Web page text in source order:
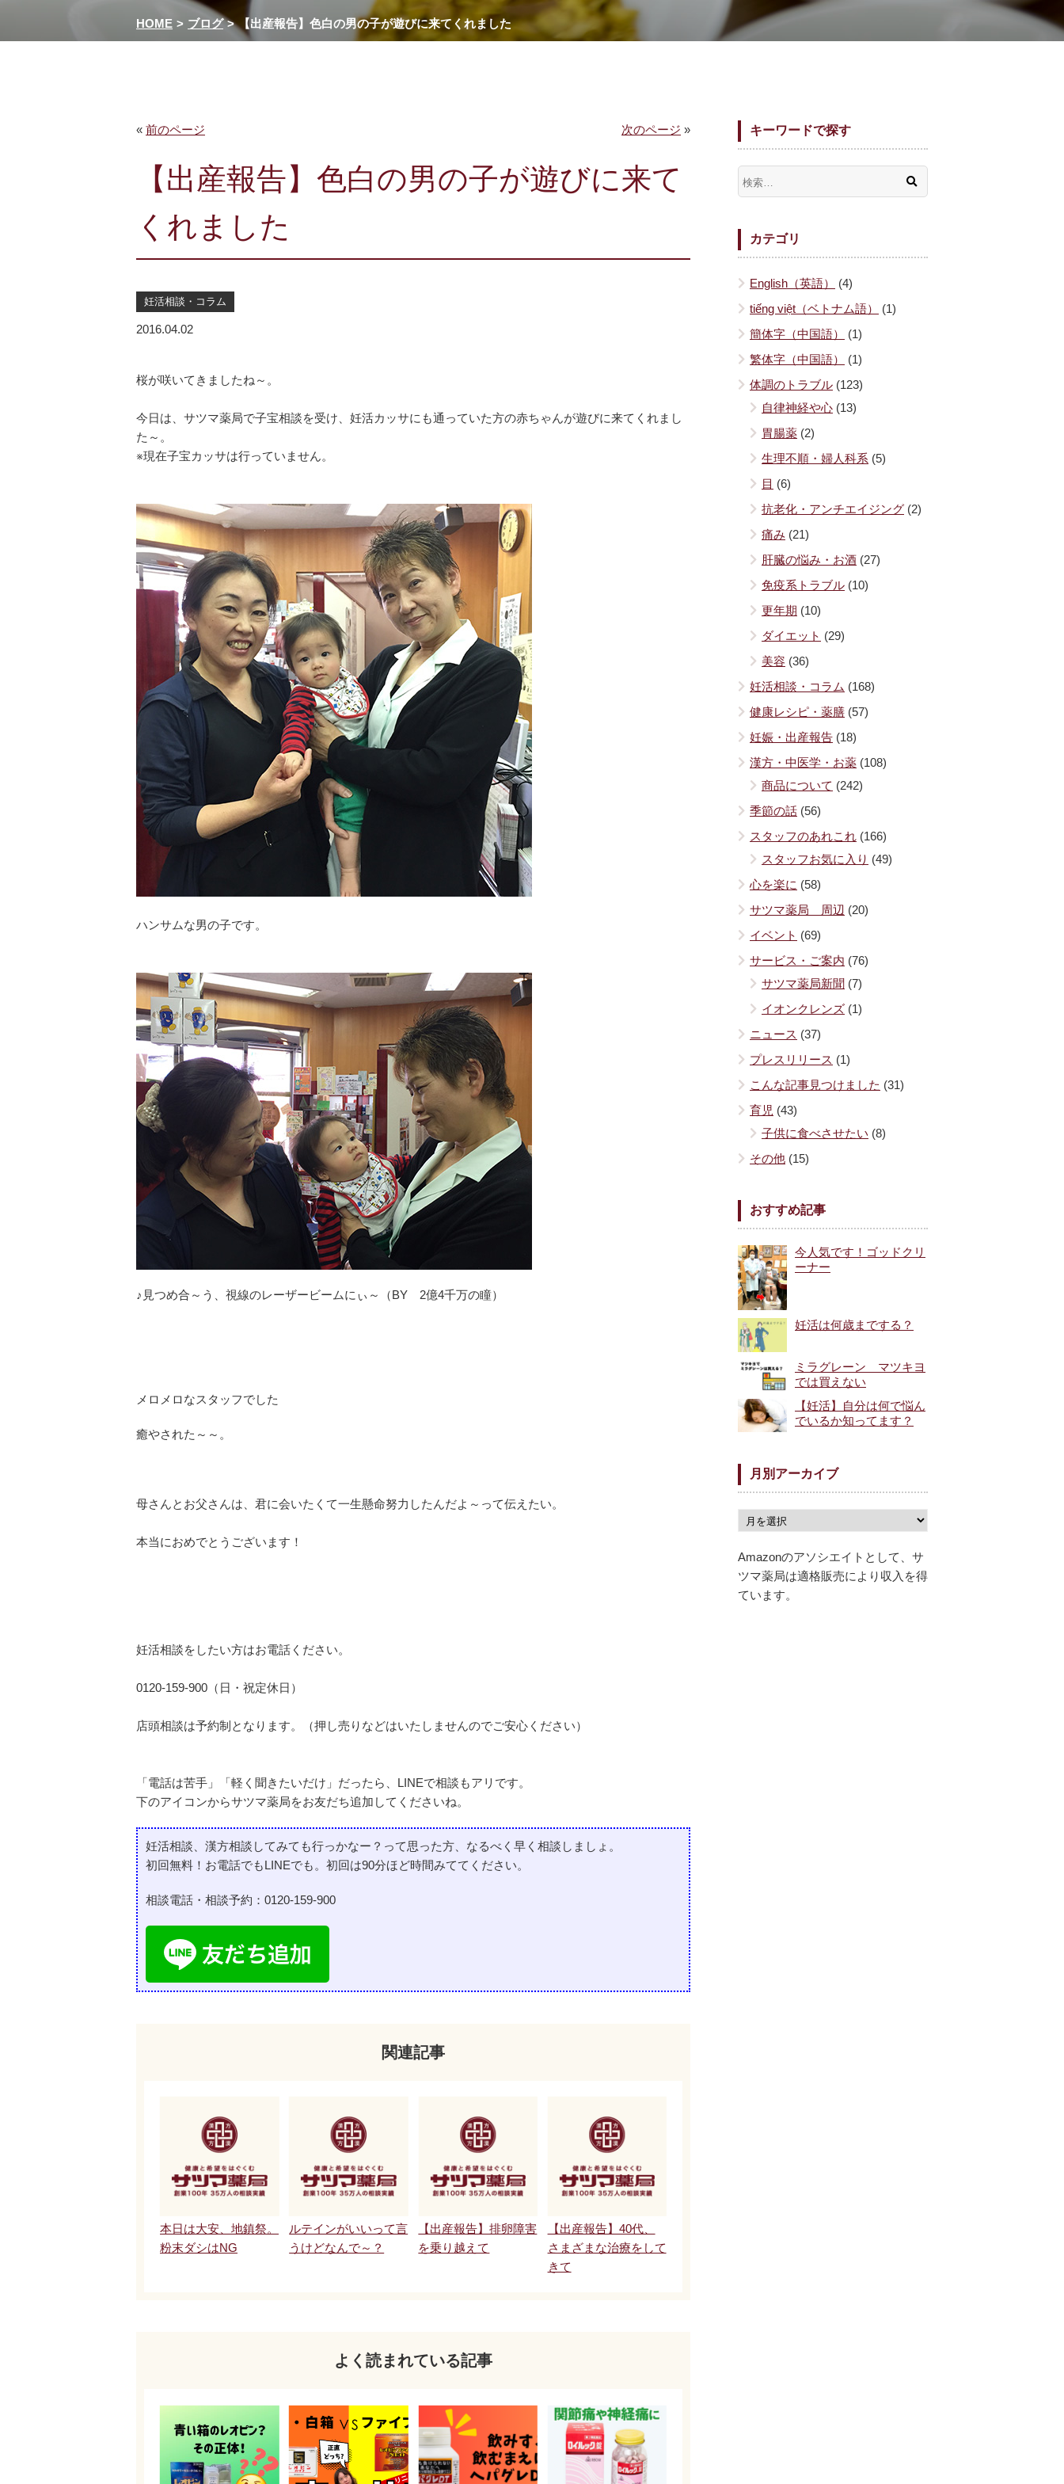
HOME ブログ 【出産報告】色白の男の子が遊びに来てくれました
« 前のページ 次のページ »
【出産報告】色白の男の子が遊びに来て
くれました
妊活相談・コラム
2016.04.02
桜が咲いてきましたね～。
今日は、サツマ薬局で子宝相談を受け、妊活カッサにも通っていた方の赤ちゃんが遊びに来てくれまし
た～。
※現在子宝カッサは行っていません。
ハンサムな男の子です。
♪見つめ合～う、視線のレーザービームにぃ～（BY 2億4千万の瞳）
メロメロなスタッフでした
癒やされた～～。
母さんとお父さんは、君に会いたくて一生懸命努力したんだよ～って伝えたい。
本当におめでとうございます！
妊活相談をしたい方はお電話ください。
0120-159-900（日・祝定休日）
店頭相談は予約制となります。（押し売りなどはいたしませんのでご安心ください）
「電話は苦手」「軽く聞きたいだけ」だったら、LINEで相談もアリです。
下のアイコンからサツマ薬局をお友だち追加してくださいね。
妊活相談、漢方相談してみても行っかなー？って思った方、なるべく早く相談しましょ。
初回無料！お電話でもLINEでも。初回は90分ほど時間みててください。
相談電話・相談予約： 0120-159-900
関連記事
本日は大安、地鎮祭。
粉末ダシはNG
ルテインがいいって言
うけどなんで～？
【出産報告】排卵障害
を乗り越えて
【出産報告】40代、
さまざまな治療をして
きて
よく読まれている記事
キーワードで探す
カテゴリ
English（英語）
(4)
tiếng việt（ベトナム語）
(1)
簡体字（中国語）
(1)
繁体字（中国語）
(1)
体調のトラブル (123)
自律神経や心 (13)
胃腸薬 (2)
生理不順・婦人科系 (5)
目 (6)
抗老化・アンチエイジング (2)
痛み (21)
肝臓の悩み・お酒 (27)
免疫系トラブル (10)
更年期 (10)
ダイエット (29)
美容 (36)
妊活相談・コラム (168)
健康レシピ・薬膳 (57)
妊娠・出産報告 (18)
漢方・中医学・お薬 (108)
商品について (242)
季節の話 (56)
スタッフのあれこれ (166)
スタッフお気に入り (49)
心を楽に (58)
サツマ薬局 周辺 (20)
イベント (69)
サービス・ご案内 (76)
サツマ薬局新聞 (7)
イオンクレンズ (1)
ニュース (37)
プレスリリース (1)
こんな記事見つけました (31)
育児 (43)
子供に食べさせたい (8)
その他 (15)
おすすめ記事
今人気です！ゴッドクリ
ーナー
妊活は何歳までする？
ミラグレーン マツキヨ
では買えない
【妊活】自分は何で悩ん
でいるか知ってます？
月別アーカイブ
Amazonのアソシエイトとして、サ
ツマ薬局は適格販売により収入を得
ています。